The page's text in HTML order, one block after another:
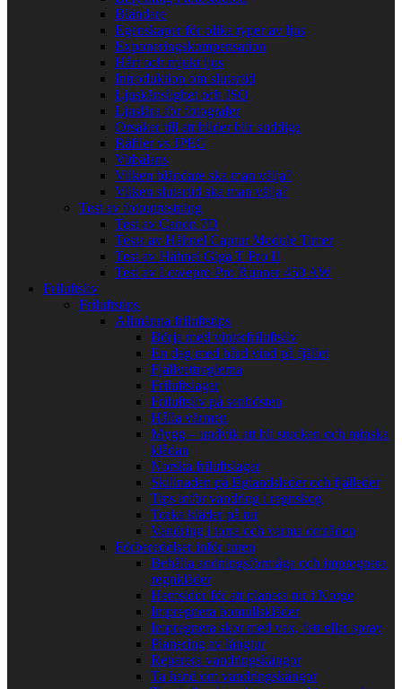
Bländare
Egenskaper för olika typer av ljus
Exponeringskompensation
Hårt och mjukt ljus
Introduktion om slutartid
Ljuskänslighet och ISO
Ljuslära för fotografer
Orsaker till att bilder blir suddiga
Råfiler vs JPEG
Vitbalans
Vilken bländare ska man välja?
Vilken slutartid ska man välja?
Test av fotoutrustning
Test av Canon 7D
Testa av Hähnel Captur Module Timer
Test av Hähnel Giga T Pro II
Test av Lowepro Pro Runner 450 AW
Friluftsliv
Friluftstips
Allmänna friluftstips
Börja med vinterfriluftsliv
En dag med hård vind på fjället
Fjällvettreglerna
Friluftslagar
Friluftsliv på senhösten
Hålla värmen
Mygg – undvik att bli stucken och minska
klådan
Norska friluftslagar
Skillnaden på låglandsleder och fjälleder
Tips inför vandring i regnskog
Torka kläder på tur
Vandring i torra och varma områden
Förberedelser inför turen
Behålla andningsförmåga och impregnera
regnkläder
Hemsidor för att planera tur i Norge
Impregnera bomullskläder
Impregnera skor med vax, fett eller spray
Planering av långtur
Reparera vandringskängor
Ta hand om vandringskängor